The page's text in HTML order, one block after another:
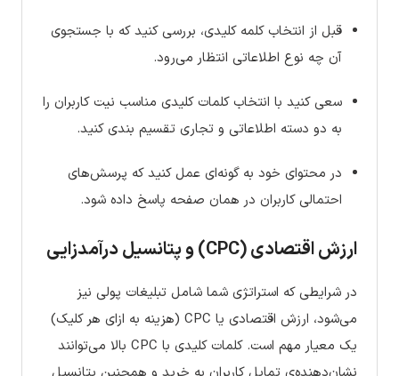
قبل از انتخاب کلمه کلیدی، بررسی کنید که با جستجوی
آن چه نوع اطلاعاتی انتظار می‌رود.
سعی کنید با انتخاب کلمات کلیدی مناسب نیت کاربران را
به دو دسته اطلاعاتی و تجاری تقسیم بندی کنید.
در محتوای خود به گونه‌ای عمل کنید که پرسش‌های
احتمالی کاربران در همان صفحه پاسخ داده شود.
ارزش اقتصادی (CPC) و پتانسیل درآمدزایی
در شرایطی که استراتژی شما شامل تبلیغات پولی نیز
می‌شود، ارزش اقتصادی یا CPC (هزینه به ازای هر کلیک)
یک معیار مهم است. کلمات کلیدی با CPC بالا می‌توانند